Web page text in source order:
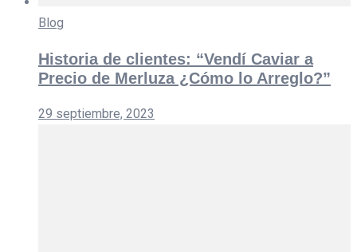
Blog
Historia de clientes: “Vendí Caviar a
Precio de Merluza ¿Cómo lo Arreglo?”
29 septiembre, 2023